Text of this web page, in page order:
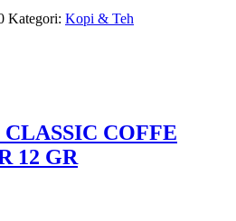
Kategori: Kopi & Teh
COFFE
12 GR